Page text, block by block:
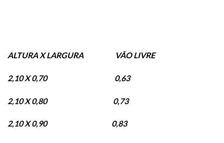
ALTURA X LARGURA VÃO LIVRE
2,10 X 0,70 0,63
2,10 X 0,80 0,73
2,10 X 0,90 0,83